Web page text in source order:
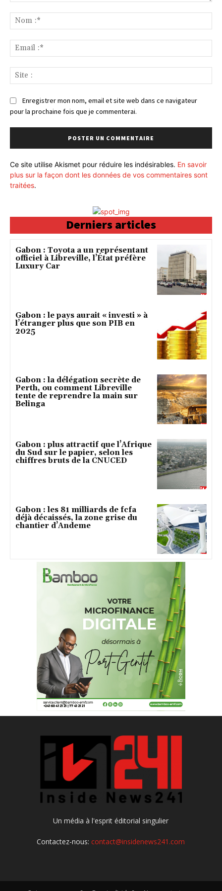
:*
:*
:
Enregistrer mon nom, email et site web dans ce navigateur
pour la prochaine fois que je commenterai.
Ce site utilise Akismet pour réduire les indésirables. En savoir
plus sur la façon dont les données de vos commentaires sont
traitées.
Derniers articles
Gabon : Toyota a un représentant
officiel à Libreville, l’État préfère
Luxury Car
Gabon : le pays aurait « investi » à
l’étranger plus que son PIB en
2025
Gabon : la délégation secrète de
Perth, ou comment Libreville
tente de reprendre la main sur
Belinga
Gabon : plus attractif que l’Afrique
du Sud sur le papier, selon les
chiffres bruts de la CNUCED
Gabon : les 81 milliards de fcfa
déjà décaissés, la zone grise du
chantier d’Andeme
Un média à l'esprit éditorial singulier
Contactez-nous:contact@insidenews241.com